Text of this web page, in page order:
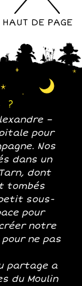
HAUT DE PAGE
?
–
pour
Nos
dans un
dont
tombés
sous-
pour
notre
ne pas
partage a
du Moulin